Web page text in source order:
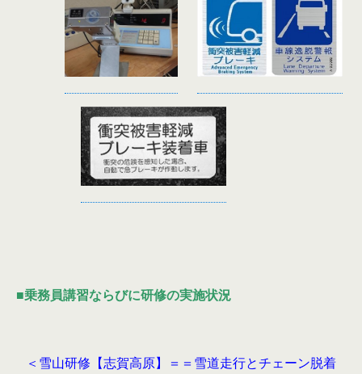
■乗務員講習ならびに研修の実施状況
＜雪山研修【志賀高原】＝＝雪道走行とチェーン脱着